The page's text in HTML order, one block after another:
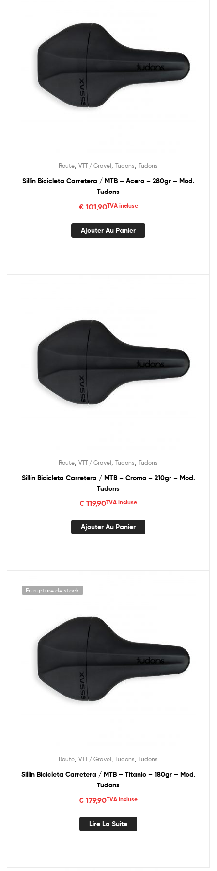
Route VTT / Gravel Tudons Tudons
Sillín Bicicleta Carretera / MTB – Acero – 280gr – Mod.
Tudons
€101,90TVA incluse
Ajouter Au Panier
Route VTT / Gravel Tudons Tudons
Sillín Bicicleta Carretera / MTB – Cromo – 210gr – Mod.
Tudons
€ 119,90TVA incluse
Ajouter Au Panier
En rupture de stock
Route VTT / Gravel Tudons Tudons
Sillín Bicicleta Carretera / MTB – Titanio – 180gr – Mod.
Tudons
€ 179,90TVA incluse
Lire La Suite